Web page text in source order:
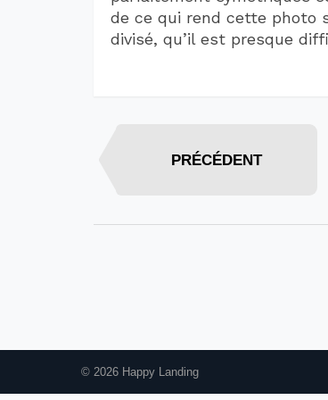
de ce qui rend cette photo
divisé, qu’il est presque
PRÉCÉDENT
© 2026 Happy Landing